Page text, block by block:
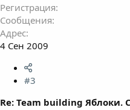
Регистрация
Сообщения
Адрес
4 Сен 2009
#3
Re: Team building Яблоки.